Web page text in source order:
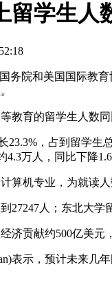
学生人
院和美国国际教育
育的留学生人数同
，占到留学生
万人，同比下降
机专业，为就读人
人；东北大学
贡献约500亿美元
示，预计未来几